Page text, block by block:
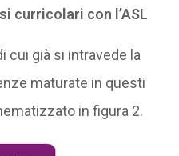
curricolari con l’ASL
cui già si intravede la
maturate in questi
in figura 2.